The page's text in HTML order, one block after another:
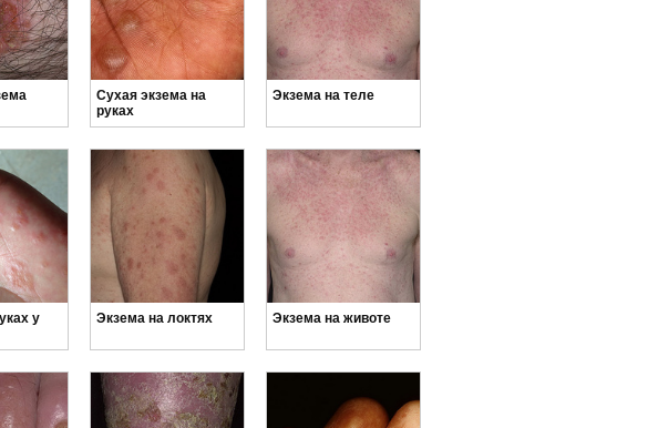
Сухая экзема на
руках
Экзема на теле
у
Экзема на локтях Экзема на животе